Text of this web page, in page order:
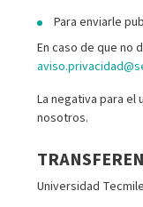
Para enviarle
En caso de que no
La negativa para
nosotros.
Universidad